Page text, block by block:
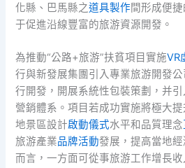
化縣、巴馬縣之道具製作間形成便
于促進沿線豐富的旅游資源開發。
為推動“公路+旅游”扶貧項目實施VR
行與新發展集團引入專業旅游開發
行開發，開展系統性包裝策劃，并
營銷體系。項目若成功實施將極大
地景區設計啟動儀式水平和品質理念
旅游產業品牌活動發展，提高當地
而言，一方面可從事旅游工作增長